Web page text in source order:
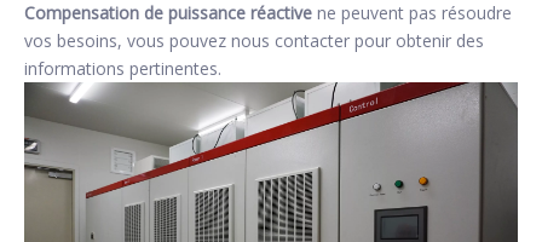
Compensation de puissance réactive ne peuvent pas résoudre
vos besoins, vous pouvez nous contacter pour obtenir des
informations pertinentes.